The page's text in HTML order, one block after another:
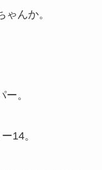
んか。
。
14。